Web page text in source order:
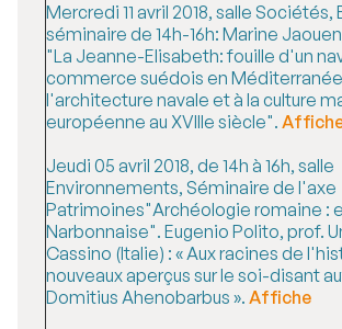
Mercredi 11 avril 2018, salle Sociétés,
séminaire de 14h-16h: Marine
"La Jeanne-Elisabeth: fouille d'un
commerce suédois en
l'architecture navale et à la culture
européenne au XVIIIe siècle".
Jeudi 05 avril 2018, de 14h à 16h, salle
Environnements, Séminaire de l'axe
Patrimoines"Archéologie romaine :
Narbonnaise". Eugenio Polito, prof.
Cassino (Italie) : « Aux racines de
nouveaux aperçus sur le soi-disant
Domitius Ahenobarbus ». Affiche